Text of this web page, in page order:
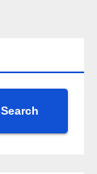
Search